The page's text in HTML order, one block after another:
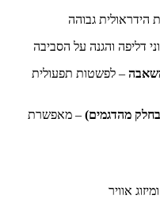
הידראולית גבוהה
דליפה והגנה על הסביבה
– לפשטות תפעולית
– מאפשרת